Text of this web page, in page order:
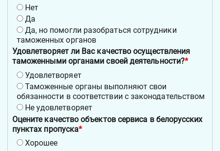
Нет
Да
Да, но помогли разобраться сотрудники
таможенных органов
Удовлетворяет ли Вас качество осуществления
таможенными органами своей деятельности?*
Удовлетворяет
Таможенные органы выполняют свои
обязанности в соответствии с законодательством
Не удовлетворяет
Оцените качество объектов сервиса в белорусских
пунктах пропуска*
Хорошее